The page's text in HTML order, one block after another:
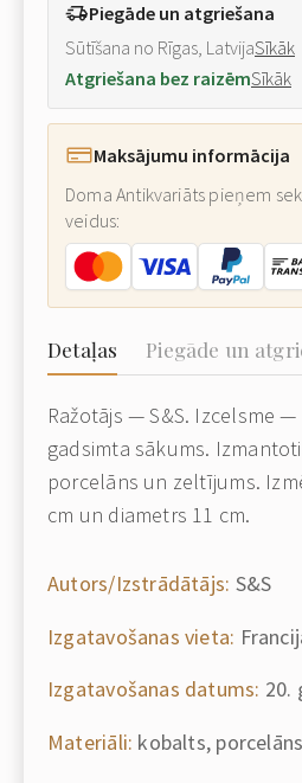
Piegāde un atgriešana
Sūtīšana no Rīgas, LatvijaSīkāk
Atgriešana bez raizēmSīkāk
Maksājumu informācija
Doma Antikvariāts pieņem
veidus:
Detaļas Piegāde un
Ražotājs — S&S. Izcelsme —
gadsimta sākums.
porcelāns un zeltījums.
cm un diametrs 11 cm.
Autors/Izstrādātājs: S&S
Izgatavošanas vieta:
Izgatavošanas datums: 20.
Materiāli: kobalts,